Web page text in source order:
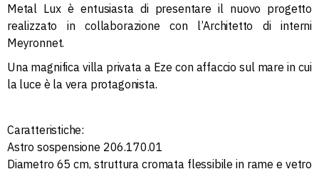
Metal Lux è entusiasta di presentare il nuovo progetto
realizzato in collaborazione con l’Architetto di interni
Meyronnet.
Una magnifica villa privata a Eze con affaccio sul mare in cui
la luce è la vera protagonista.
Caratteristiche:
Astro sospensione 206.170.01
Diametro 65 cm, struttura cromata flessibile in rame e vetro